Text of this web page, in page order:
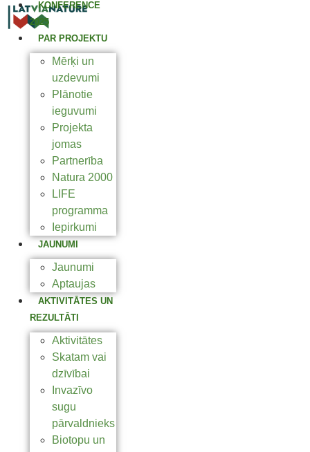
KONFERENCE
2025
PAR PROJEKTU
Mērķi un
uzdevumi
Plānotie
ieguvumi
Projekta
jomas
Partnerība
Natura 2000
LIFE
programma
Iepirkumi
JAUNUMI
Jaunumi
Aptaujas
AKTIVITĀTES UN
REZULTĀTI
Aktivitātes
Skatam vai
dzīvībai
Invazīvo
sugu
pārvaldnieks
Biotopu un